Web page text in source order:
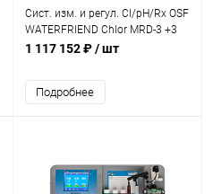
Сист. изм. и регул. Cl/pH/Rx OSF
WATERFRIEND Chlor MRD-3 +3
доз. нас.+штанги+кл. впр.
1 117 152 ₽/ шт
Подробнее